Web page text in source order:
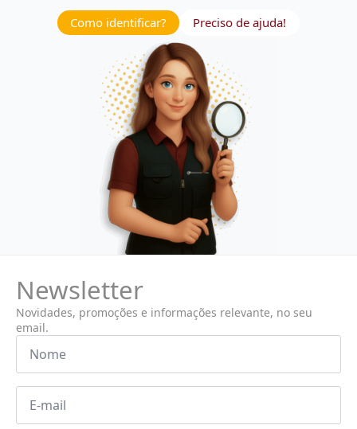
Como identificar? Preciso de ajuda!
Newsletter
Novidades, promoções e informações relevante, no seu
email.
Nome
Email